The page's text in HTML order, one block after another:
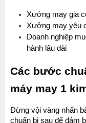
Xưởng may gia
Xưởng may yêu
Doanh nghiệp
hành lâu dài
Các bước
máy may 1
Đừng vội vàng nhấn
chuẩn bị sau để đảm